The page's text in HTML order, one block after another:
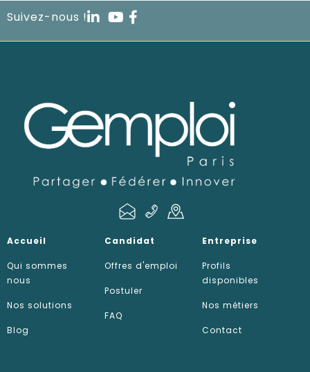
Suivez-nous !
Accueil
Qui sommes
nous
Nos solutions
Blog
Candidat
Offres d'emploi
Postuler
FAQ
Entreprise
Profils
disponibles
Nos métiers
Contact